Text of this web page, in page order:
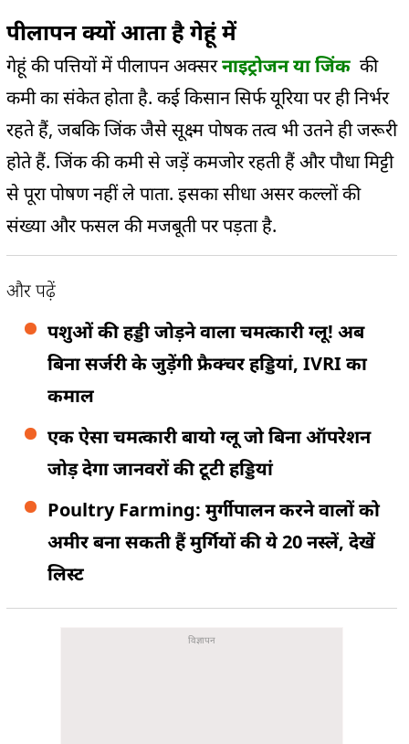
पीलापन क्यों आता है गेहूं में
गेहूं की पत्तियों में पीलापन अक्सरनाइट्रोजन या जिंक की
कमी का संकेत होता है. कई किसान सिर्फ यूरिया पर ही निर्भर
रहते हैं, जबकि जिंक जैसे सूक्ष्म पोषक तत्व भी उतने ही जरूरी
होते हैं. जिंक की कमी से जड़ें कमजोर रहती हैं और पौधा मिट्टी
से पूरा पोषण नहीं ले पाता. इसका सीधा असर कल्लों की
संख्या और फसल की मजबूती पर पड़ता है.
और पढ़ें
पशुओं की हड्डी जोड़ने वाला चमत्कारी ग्लू! अब
बिना सर्जरी के जुड़ेंगी फ्रैक्चर हड्डियां, IVRI का
कमाल
एक ऐसा चमत्कारी बायो ग्लू जो बिना ऑपरेशन
जोड़ देगा जानवरों की टूटी हड्डियां
Poultry Farming: मुर्गीपालन करने वालों को
अमीर बना सकती हैं मुर्गियों की ये 20 नस्लें, देखें
लिस्ट